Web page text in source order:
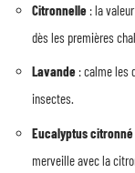
Citronnelle : la
dès les premières
Lavande : calme les
insectes.
Eucalyptus citronné
merveille avec la